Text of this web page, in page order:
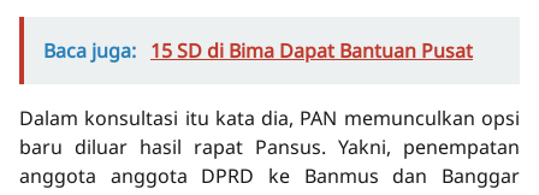
Baca juga: 15 SD di Bima Dapat Bantuan Pusat
Dalam konsultasi itu kata dia, PAN memunculkan opsi
baru diluar hasil rapat Pansus. Yakni, penempatan
anggota anggota DPRD ke Banmus dan Banggar